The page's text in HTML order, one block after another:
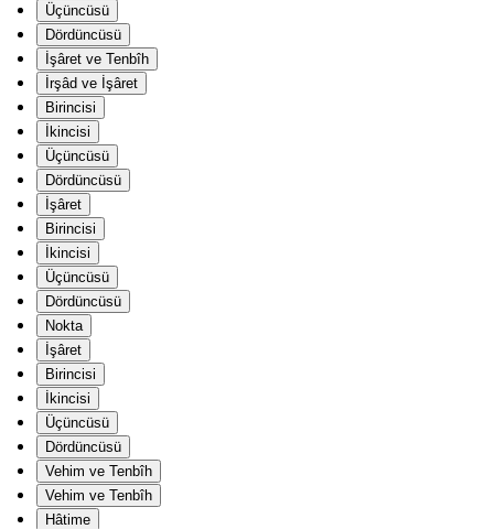
Üçüncüsü
Dördüncüsü
İşâret ve Tenbîh
İrşâd ve İşâret
Birincisi
İkincisi
Üçüncüsü
Dördüncüsü
İşâret
Birincisi
İkincisi
Üçüncüsü
Dördüncüsü
Nokta
İşâret
Birincisi
İkincisi
Üçüncüsü
Dördüncüsü
Vehim ve Tenbîh
Vehim ve Tenbîh
Hâtime